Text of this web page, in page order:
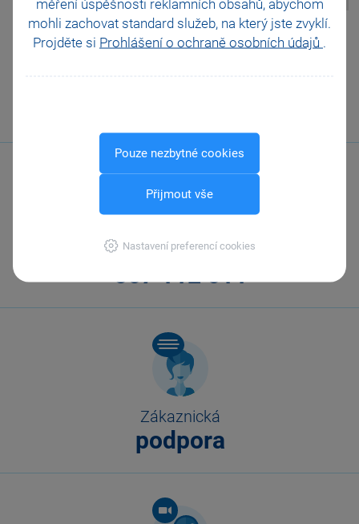
měření úspěšnosti reklamních obsahů, abychom
mohli zachovat standard služeb, na který jste zvyklí.
Projděte si Prohlášení o ochraně osobních údajů .
Pouze nezbytné cookies
Přijmout vše
Nastavení preferencí cookies
Pomohla Vám tato
odpověď?
Ano
Zavolejte nám
567 112 611
Zákaznická
podpora